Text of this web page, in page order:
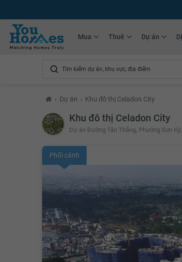
Mua Thuê Dự án
› Dự án › Khu đô thị Celadon City
Khu đô thị Celadon City
Dự án Đường Tân Thắng, Phường Sơn
Phối cảnh